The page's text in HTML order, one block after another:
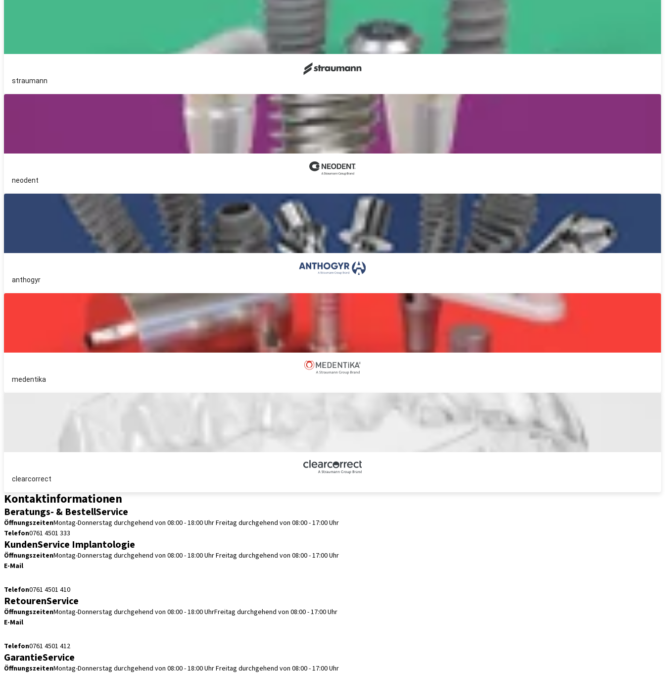
straumann
neodent
anthogyr
medentika
clearcorrect
Kontaktinformationen
Beratungs- & BestellService
ÖffnungszeitenMontag-Donnerstag durchgehend von 08:00 - 18:00 UhrFreitag durchgehend von 08:00 - 17:00 Uhr
Telefon0761 4501 333
KundenService Implantologie
ÖffnungszeitenMontag-Donnerstag durchgehend von 08:00 - 18:00 UhrFreitag durchgehend von 08:00 - 17:00 Uhr
E-Mail
Telefon0761 4501 410
RetourenService
ÖffnungszeitenMontag-Donnerstag durchgehend von 08:00 - 18:00 UhrFreitag durchgehend von 08:00 - 17:00 Uhr
E-Mail
Telefon0761 4501 412
GarantieService
ÖffnungszeitenMontag-Donnerstag durchgehend von 08:00 - 18:00 UhrFreitag durchgehend von 08:00 - 17:00 Uhr